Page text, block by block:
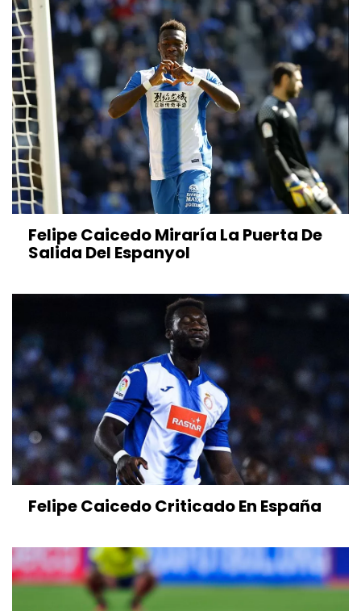
Felipe Caicedo Miraría La Puerta De
Salida Del Espanyol
Felipe Caicedo Criticado En España